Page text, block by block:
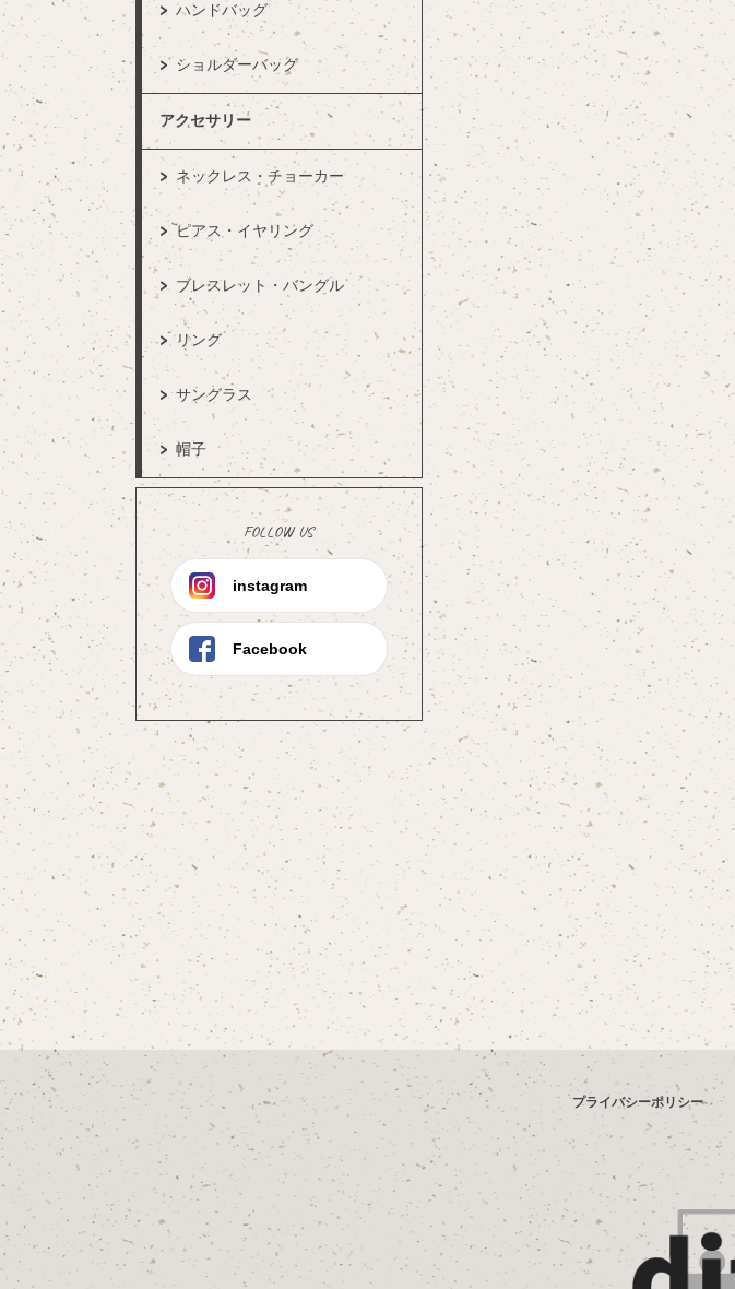
ハンドバッグ
ショルダーバッグ
アクセサリー
ネックレス・チョーカー
ピアス・イヤリング
ブレスレット・バングル
リング
サングラス
帽子
FOLLOW US
instagram
Facebook
プライバシーポリシー